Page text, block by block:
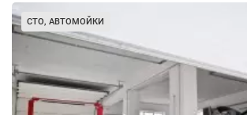
СТО, АВТОМОЙКИ